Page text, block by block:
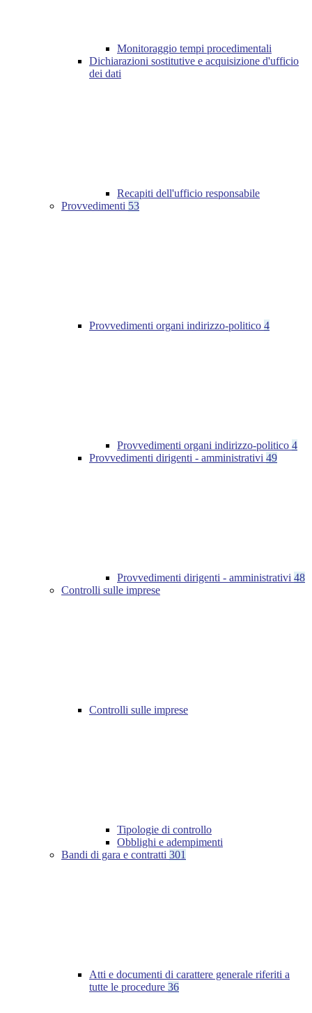
Monitoraggio tempi procedimentali
Dichiarazioni sostitutive e acquisizione d'ufficio
dei dati
Recapiti dell'ufficio responsabile
Provvedimenti 53
Provvedimenti organi indirizzo-politico 4
Provvedimenti organi indirizzo-politico 4
Provvedimenti dirigenti - amministrativi 49
Provvedimenti dirigenti - amministrativi 48
Controlli sulle imprese
Controlli sulle imprese
Tipologie di controllo
Obblighi e adempimenti
Bandi di gara e contratti 301
Atti e documenti di carattere generale riferiti a
tutte le procedure 36